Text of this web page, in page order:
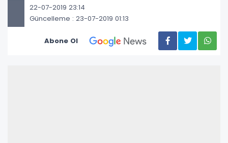
22-07-2019 23:14
Güncelleme : 23-07-2019 01:13
Abone Ol